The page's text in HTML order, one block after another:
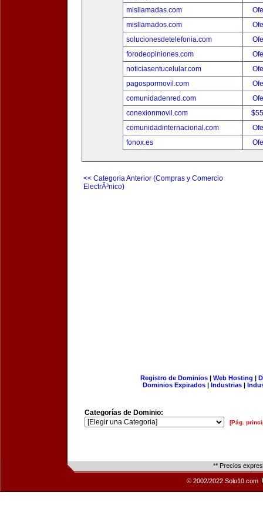
misllamadas.com
misllamados.com
solucionesdetelefonia.com
forodeopiniones.com
noticiasentucelular.com
pagospormovil.com
comunidadenred.com
conexionmovil.com
comunidadinternacional.com
fonox.es
<< Categoria Anterior (Compras y Comercio
ElectrÃ³nico)
Registro de Dominios| Web Hosting |
Dominios Expirados | Industrias |
Categorías de Dominio:
[Pág.
** Precios
© 2002/2022 Solo10.com